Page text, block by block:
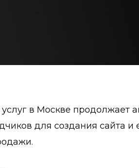
в Москве продолжает
для создания сайта и